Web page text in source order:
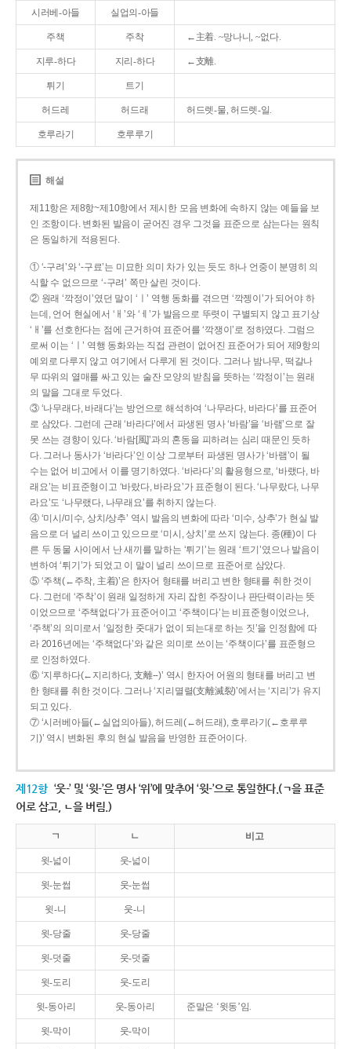
시러베-아들 실업의-아들
주책 주착 ←主着. ~망나니, ~없다.
지루-하다 지리-하다 ←支離.
튀기 트기
허드레 허드래 허드렛-물, 허드렛-일.
호루라기 호루루기
해설
제11항은 제8항~제10항에서 제시한 모음 변화에 속하지 않는 예들을 보
인 조항이다. 변화된 발음이 굳어진 경우 그것을 표준으로 삼는다는 원칙
은 동일하게 적용된다.
① ‘-구려’와 ‘-구료’는 미묘한 의미 차가 있는 듯도 하나 언중이 분명히 의
식할 수 없으므로 ‘-구려’ 쪽만 살린 것이다.
② 원래 ‘깍정이’였던 말이 ‘ㅣ’ 역행 동화를 겪으면 ‘깍젱이’가 되어야 하
는데, 언어 현실에서 ‘ㅐ’와 ‘ㅔ’가 발음으로 뚜렷이 구별되지 않고 표기상
‘ㅐ’를 선호한다는 점에 근거하여 표준어를 ‘깍쟁이’로 정하였다. 그럼으
로써 이는 ‘ㅣ’ 역행 동화와는 직접 관련이 없어진 표준어가 되어 제9항의
예외로 다루지 않고 여기에서 다루게 된 것이다. 그러나 밤나무, 떡갈나
무 따위의 열매를 싸고 있는 술잔 모양의 받침을 뜻하는 ‘깍정이’는 원래
의 말을 그대로 두었다.
③ ‘나무래다, 바래다’는 방언으로 해석하여 ‘나무라다, 바라다’를 표준어
로 삼았다. 그런데 근래 ‘바라다’에서 파생된 명사 ‘바람’을 ‘바램’으로 잘
못 쓰는 경향이 있다. ‘바람[風]’과의 혼동을 피하려는 심리 때문인 듯하
다. 그러나 동사가 ‘바라다’인 이상 그로부터 파생된 명사가 ‘바램’이 될
수는 없어 비고에서 이를 명기하였다. ‘바라다’의 활용형으로, ‘바랬다, 바
래요’는 비표준형이고 ‘바랐다, 바라요’가 표준형이 된다. ‘나무랐다, 나무
라요’도 ‘나무랬다, 나무래요’를 취하지 않는다.
④ ‘미시/미수, 상치/상추’ 역시 발음의 변화에 따라 ‘미수, 상추’가 현실 발
음으로 더 널리 쓰이고 있으므로 ‘미시, 상치’로 쓰지 않는다. 종(種)이 다
른 두 동물 사이에서 난 새끼를 말하는 ‘튀기’는 원래 ‘트기’였으나 발음이
변하여 ‘튀기’가 되었고 이 말이 널리 쓰이므로 표준어로 삼았다.
⑤ ‘주책(←주착, 主着)’은 한자어 형태를 버리고 변한 형태를 취한 것이
다. 그런데 ‘주착’이 원래 일정하게 자리 잡힌 주장이나 판단력이라는 뜻
이었으므로 ‘주책없다’가 표준어이고 ‘주책이다’는 비표준형이었으나,
‘주책’의 의미로서 ‘일정한 줏대가 없이 되는대로 하는 짓’을 인정함에 따
라 2016년에는 ‘주책없다’와 같은 의미로 쓰이는 ‘주책이다’를 표준형으
로 인정하였다.
⑥ ‘지루하다(←지리하다, 支離--)’ 역시 한자어 어원의 형태를 버리고 변
한 형태를 취한 것이다. 그러나 ‘지리멸렬(支離滅裂)’에서는 ‘지리’가 유지
되고 있다.
⑦ ‘시러베아들(←실업의아들), 허드레(←허드래), 호루라기(←호루루
기)’ 역시 변화된 후의 현실 발음을 반영한 표준어이다.
제12항 ‘웃-’ 및 ‘윗-’은 명사 ‘위’에 맞추어 ‘윗-’으로 통일한다.(ㄱ을 표준
어로 삼고, ㄴ을 버림.)
ㄱ ㄴ 비고
윗-넓이 웃-넓이
윗-눈썹 웃-눈썹
윗-니 웃-니
윗-당줄 웃-당줄
윗-덧줄 웃-덧줄
윗-도리 웃-도리
윗-동아리 웃-동아리 준말은 ‘윗동’임.
윗-막이 웃-막이